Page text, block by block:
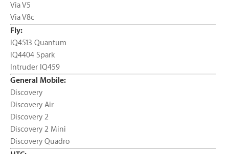
Via V5
Via V8c
Fly:
IQ4513 Quantum
IQ4404 Spark
Intruder IQ459
General Mobile:
Discovery
Discovery Air
Discovery 2
Discovery 2 Mini
Discovery Quadro